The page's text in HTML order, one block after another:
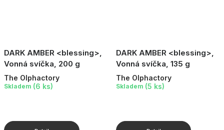
DARK AMBER <blessing>,
Vonná svíčka, 200 g
The Olphactory
Skladem (6 ks)
DARK AMBER <blessing>,
Vonná svíčka, 135 g
The Olphactory
Skladem (5 ks)